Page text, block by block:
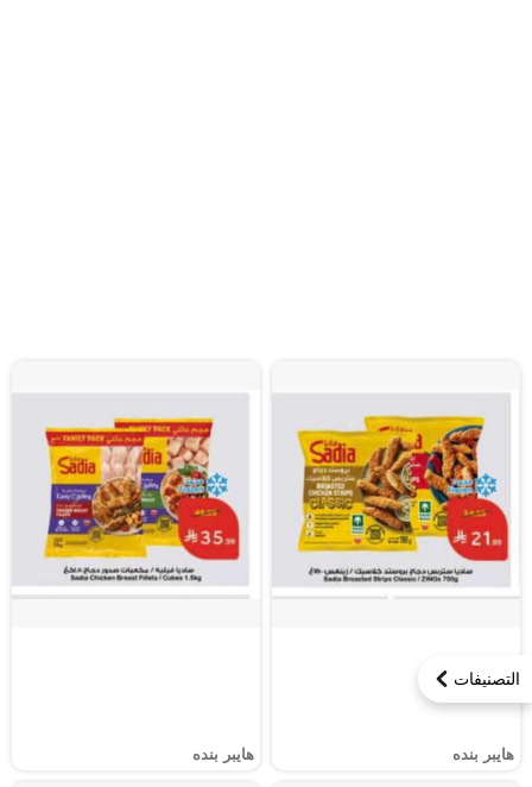
التصنيفات
هايبر بنده هايبر بنده